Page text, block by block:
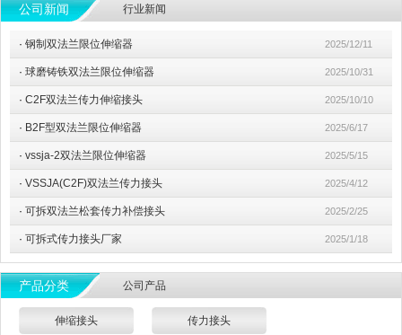
公司新闻 行业新闻
· 钢制双法兰限位伸缩器 2025/12/11
· 球磨铸铁双法兰限位伸缩器 2025/10/31
· C2F双法兰传力伸缩接头 2025/10/10
· B2F型双法兰限位伸缩器 2025/6/17
· vssja-2双法兰限位伸缩器 2025/5/15
· VSSJA(C2F)双法兰传力接头 2025/4/12
· 可拆双法兰松套传力补偿接头 2025/2/25
· 可拆式传力接头厂家 2025/1/18
产品分类 公司产品
伸缩接头 传力接头